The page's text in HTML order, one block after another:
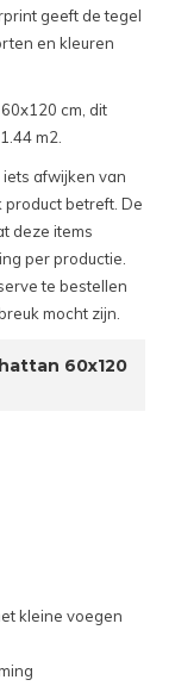
geeft de tegel
en kleuren
cm, dit
m2.
afwijken van
betreft. De
deze items
per productie.
te bestellen
mocht zijn.
60x120
kleine voegen